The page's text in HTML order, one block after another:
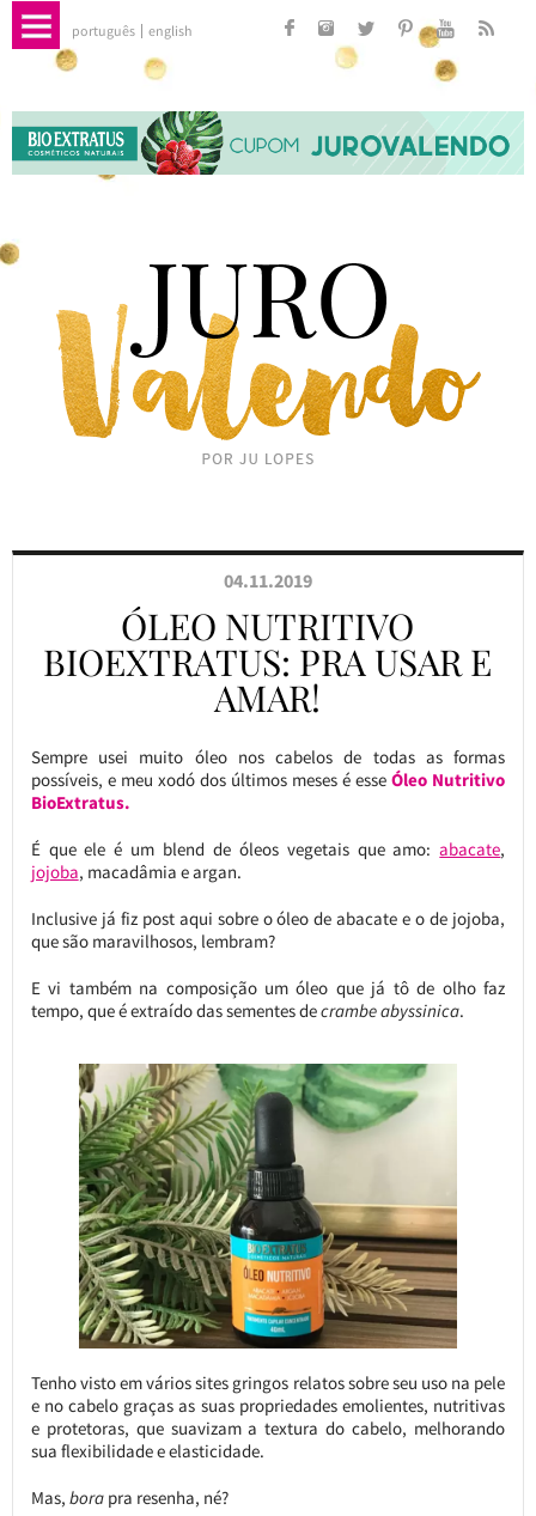
português english
04.11.2019
ÓLEO NUTRITIVO
BIOEXTRATUS: PRA USAR E
AMAR!
Sempre usei muito óleo nos cabelos de todas as formas
possíveis, e meu xodó dos últimos meses é esseÓleo Nutritivo
BioExtratus.
É que ele é um blend de óleos vegetais que amo:abacate,
jojoba, macadâmia e argan.
Inclusive já fiz post aqui sobre o óleo de abacate e o de jojoba,
que são maravilhosos, lembram?
E vi também na composição um óleo que já tô de olho faz
tempo, que é extraído das sementes decrambe abyssinica.
Tenho visto em vários sites gringos relatos sobre seu uso na pele
e no cabelo graças as suas propriedades emolientes, nutritivas
e protetoras, que suavizam a textura do cabelo, melhorando
sua flexibilidade e elasticidade.
Mas, borapra resenha, né?